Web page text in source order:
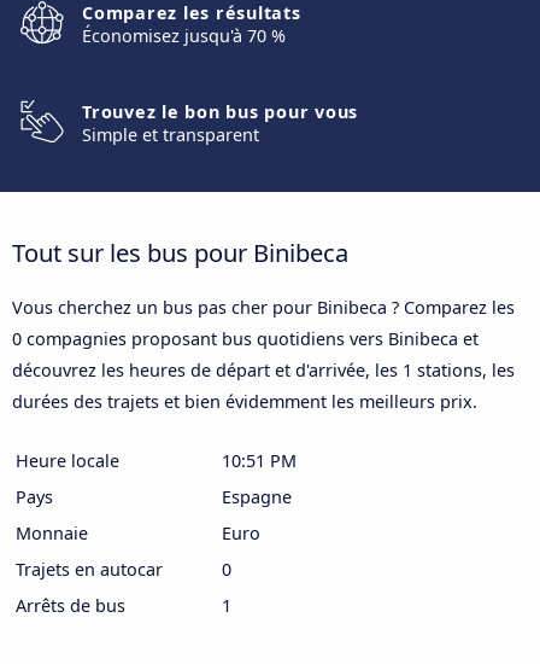
Comparez les résultats
Économisez jusqu'à 70 %
Trouvez le bon bus pour vous
Simple et transparent
Tout sur les bus pour Binibeca
Vous cherchez un bus pas cher pour Binibeca ? Comparez les
0 compagnies proposant bus quotidiens vers Binibeca et
découvrez les heures de départ et d'arrivée, les 1 stations, les
durées des trajets et bien évidemment les meilleurs prix.
Heure locale
10:51 PM
Pays
Espagne
Monnaie
Euro
Trajets en autocar
0
Arrêts de bus
1